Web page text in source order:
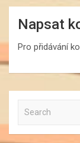
Napsat
Pro přidávání
a